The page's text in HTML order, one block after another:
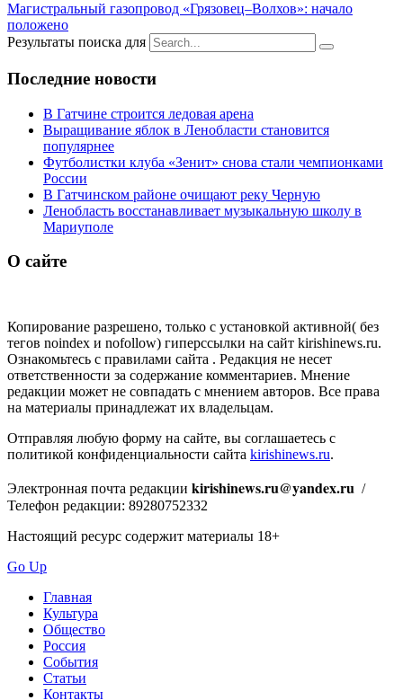
Магистральный газопровод «Грязовец–Волхов»: начало
положено
Результаты поиска для
Последние новости
В Гатчине строится ледовая арена
Выращивание яблок в Ленобласти становится
популярнее
Футболистки клуба «Зенит» снова стали чемпионками
России
В Гатчинском районе очищают реку Черную
Ленобласть восстанавливает музыкальную школу в
Мариуполе
О сайте
Копирование разрешено, только с установкой активной( без
тегов noindex и nofollow) гиперссылки на сайт kirishinews.ru.
Ознакомьтесь с правилами сайта . Редакция не несет
ответственности за содержание комментариев. Мнение
редакции может не совпадать с мнением авторов. Все права
на материалы принадлежат их владельцам.
Отправляя любую форму на сайте, вы соглашаетесь с
политикой конфиденциальности сайта kirishinews.ru.
Электронная почта редакции kirishinews.ru@yandex.ru /
Телефон редакции: 89280752332
Настоящий ресурс содержит материалы 18+
Go Up
Главная
Культура
Общество
Россия
События
Статьи
Контакты